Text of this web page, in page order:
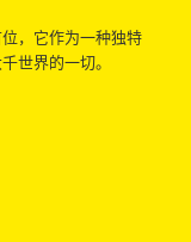
，它作为一种独特
世界的一切。